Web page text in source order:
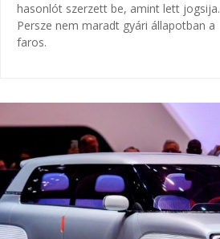
hasonlót szerzett be, amint lett jogsija.
Persze nem maradt gyári állapotban a
faros.